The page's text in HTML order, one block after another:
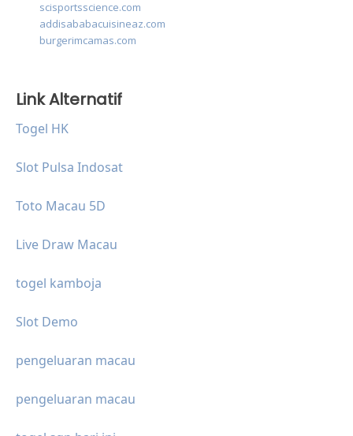
scisportsscience.com
addisababacuisineaz.com
burgerimcamas.com
Link Alternatif
Togel HK
Slot Pulsa Indosat
Toto Macau 5D
Live Draw Macau
togel kamboja
Slot Demo
pengeluaran macau
pengeluaran macau